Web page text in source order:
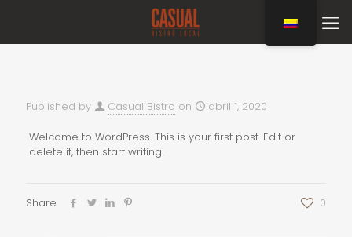
Published by Casual Bistro on abril 1, 2020
Welcome to WordPress. This is your first post. Edit or
delete it, then start writing!
Share 0